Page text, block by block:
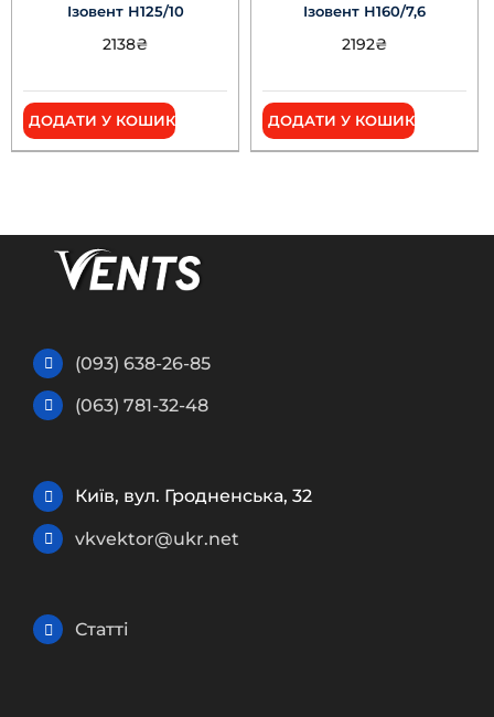
Ізовент Н125/10
2138₴
ДОДАТИ У КОШИК
Ізовент Н160/7,6
2192₴
ДОДАТИ У КОШИК
(093) 638-26-85
(063) 781-32-48
Київ, вул. Гродненська, 32
vkvektor@ukr.net
Статті